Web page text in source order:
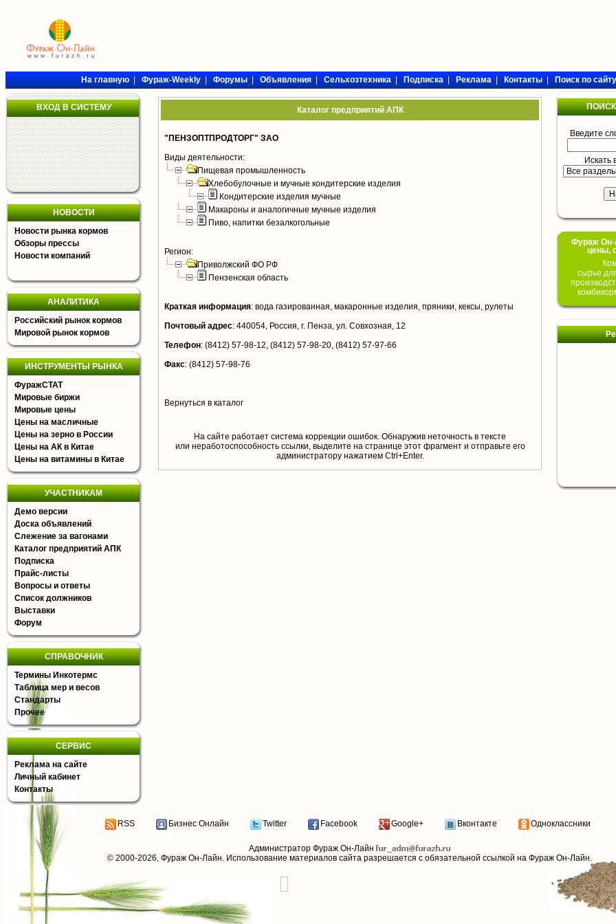
На главную|Фураж-Weekly|Форумы|Объявления|Сельхозтехника|Подписка|Реклама|Контакты|Поиск по сайту
ВХОД В СИСТЕМУ
НОВОСТИ
Новости рынка кормов
Обзоры прессы
Новости компаний
АНАЛИТИКА
Российский рынок кормов
Мировой рынок кормов
ИНСТРУМЕНТЫ РЫНКА
ФуражСТАТ
Мировые биржи
Мировые цены
Цены на масличные
Цены на зерно в России
Цены на АК в Китае
Цены на витамины в Китае
УЧАСТНИКАМ
Демо версии
Доска объявлений
Слежение за вагонами
Каталог предприятий АПК
Подписка
Прайс-листы
Вопросы и ответы
Список должников
Выставки
Форум
СПРАВОЧНИК
Термины Инкотермс
Таблица мер и весов
Стандарты
Прочее
СЕРВИС
Реклама на сайте
Личный кабинет
Контакты
Каталог предприятий АПК
"ПЕНЗОПТПРОДТОРГ" ЗАО
Виды деятельности:
Пищевая промышленность
Хлебобулочные и мучные кондитерские изделия
Кондитерские изделия мучные
Макароны и аналогичные мучные изделия
Пиво, напитки безалкогольные
Регион:
Приволжский ФО РФ
Пензенская область
Краткая информация: вода газированная, макаронные изделия, пряники, кексы, рулеты
Почтовый адрес: 440054, Россия, г. Пенза, ул. Совхозная, 12
Телефон: (8412) 57-98-12, (8412) 57-98-20, (8412) 57-97-66
Факс: (8412) 57-98-76
Вернуться в каталог
На сайте работает система коррекции ошибок. Обнаружив неточность в тексте
или неработоспособность ссылки, выделите на странице этот фрагмент и отправьте его
aдминистратору нажатием Ctrl+Enter.
Введите
Искать
Фураж Он-
цены,
сырье
RSS Бизнес Онлайн Twitter Facebook Google+ Вконтакте Одноклассники
Администратор Фураж Он-Лайн
© 2000-2026, Фураж Он-Лайн. Использование материалов сайта разрешается с обязательной ссылкой на Фураж Он-Лайн.